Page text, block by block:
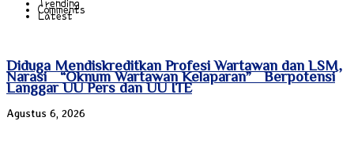
Trending
Comments
Latest
Diduga Mendiskreditkan Profesi Wartawan dan LSM,
Narasi “Oknum Wartawan Kelaparan” Berpotensi
Langgar UU Pers dan UU ITE
Agustus 6, 2026